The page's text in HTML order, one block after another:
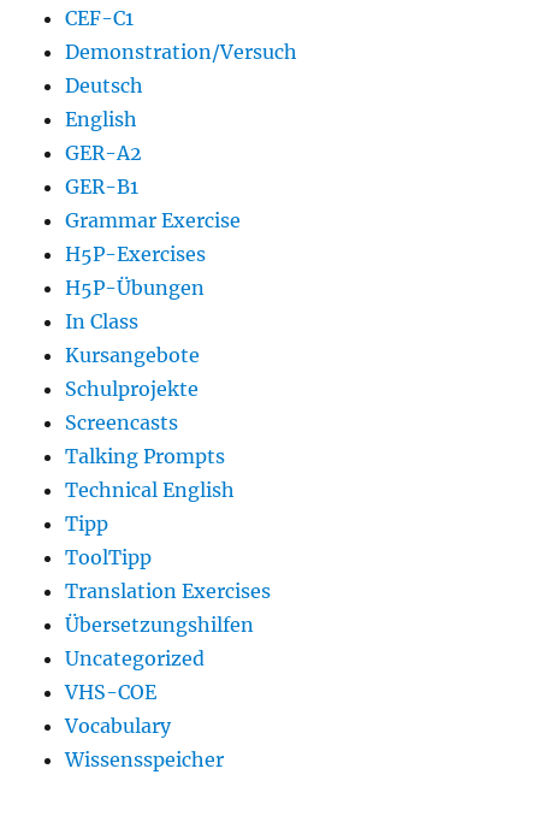
CEF-C1
Demonstration/Versuch
Deutsch
English
GER-A2
GER-B1
Grammar Exercise
H5P-Exercises
H5P-Übungen
In Class
Kursangebote
Schulprojekte
Screencasts
Talking Prompts
Technical English
Tipp
ToolTipp
Translation Exercises
Übersetzungshilfen
Uncategorized
VHS-COE
Vocabulary
Wissensspeicher